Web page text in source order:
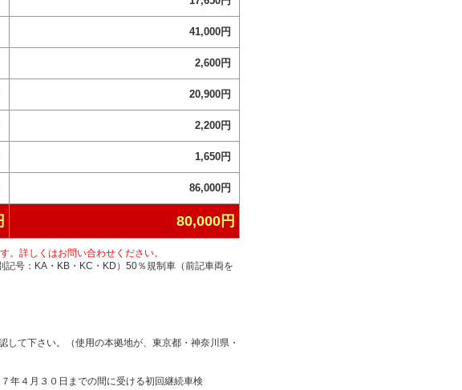
41,000円
2,600円
20,900円
2,200円
1,650円
86,000円
80,000円
詳しくはお問い合わせください。
号：KA・KB・KC・KD）50％規制車（前記車両を
て下さい。（使用の本拠地が、東京都・神奈川県・
年４月３０日までの間に受ける初回継続車検